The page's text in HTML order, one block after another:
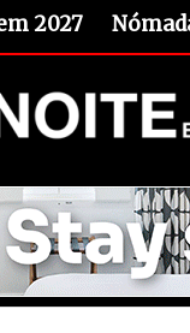
2027